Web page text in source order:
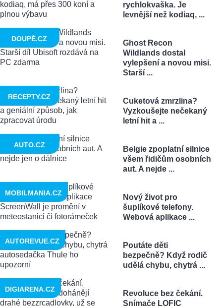
rychlokvaška. Je
levnější než kodiaq, ...
Ghost Recon
Wildlands dostal
vylepšení a novou misi.
Starší ...
DOUPĚ.CZ
Cuketová zmrzlina?
Vyzkoušejte nečekaný
letní hit a ...
RECEPTY.CZ
Belgie zpoplatní silnice
všem řidičům osobních
aut. A nejde ...
AUTO.CZ
Nový život pro
šuplíkové telefony.
Webová aplikace ...
MOBILMANIA.CZ
Poutáte děti
bezpečně? Když rodič
udělá chybu, chytrá ...
AUTOREVUE.CZ
Revoluce bez čekání.
Snímače LOFIC
DIGIARENA.CZ